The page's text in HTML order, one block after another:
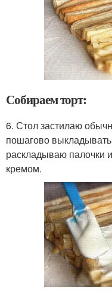
Собираем торт:
6. Стол застилаю
пошагово
раскладываю палочки
кремом.